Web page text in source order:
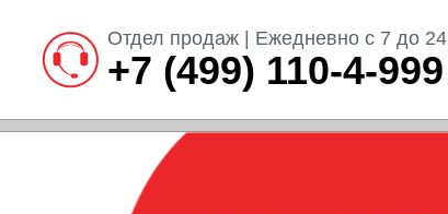
Отдел продаж | Ежедневно с 7 до 24
+7 (499) 110-4-999